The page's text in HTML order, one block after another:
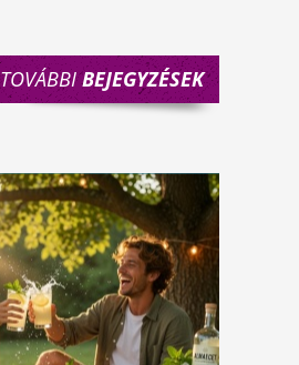
TOVÁBBIBEJEGYZÉSEK